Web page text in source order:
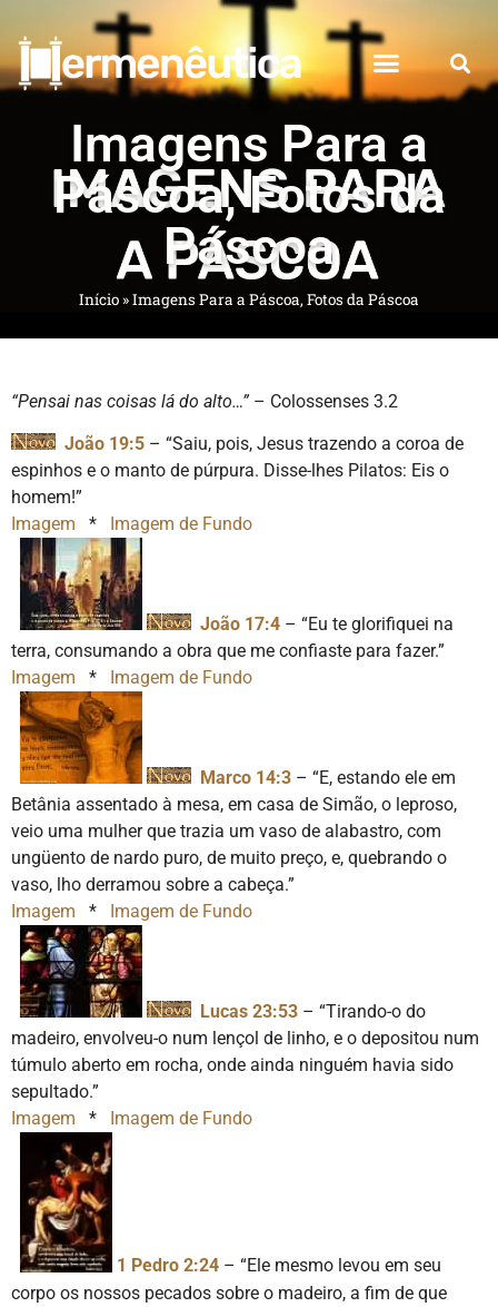
Imagens Para a
Páscoa, Fotos da
Páscoa
Início »Imagens Para a Páscoa, Fotos da Páscoa
“Pensai nas coisas lá do alto…”– Colossenses 3.2
João 19:5 – “Saiu, pois, Jesus trazendo a coroa de
espinhos e o manto de púrpura. Disse-lhes Pilatos: Eis o
homem!”
Imagem * Imagem de Fundo
João 17:4 – “Eu te glorifiquei na
terra, consumando a obra que me confiaste para fazer.”
Imagem * Imagem de Fundo
Marco 14:3 – “E, estando ele em
Betânia assentado à mesa, em casa de Simão, o leproso,
veio uma mulher que trazia um vaso de alabastro, com
ungüento de nardo puro, de muito preço, e, quebrando o
vaso, lho derramou sobre a cabeça.”
Imagem * Imagem de Fundo
Lucas 23:53 – “Tirando-o do
madeiro, envolveu-o num lençol de linho, e o depositou num
túmulo aberto em rocha, onde ainda ninguém havia sido
sepultado.”
Imagem * Imagem de Fundo
1 Pedro 2:24 – “Ele mesmo levou em seu
corpo os nossos pecados sobre o madeiro, a fim de que